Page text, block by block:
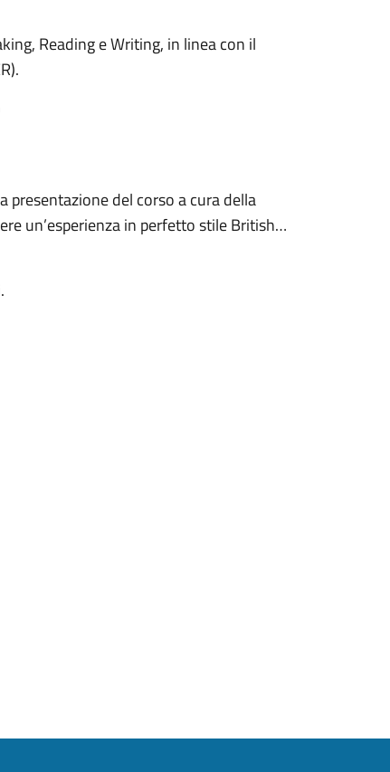
Reading e Writing, in linea con il
presentazione del corso a cura della
un’esperienza in perfetto stile British…